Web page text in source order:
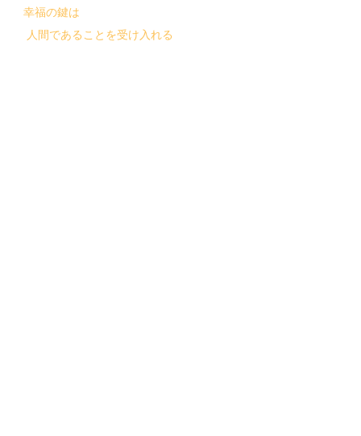
幸福の鍵は
人間であることを受け入れる